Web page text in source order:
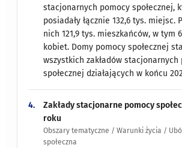
stacjonarnych pomocy społecznej,
posiadały łącznie 132,6 tys. miejsc.
nich 121,9 tys. mieszkańców, w tym
kobiet. Domy pomocy społecznej
wszystkich zakładów stacjonarnych
społecznej działających w końcu
4.
Zakłady stacjonarne pomocy
roku
Obszary tematyczne / Warunki życia /
społeczna